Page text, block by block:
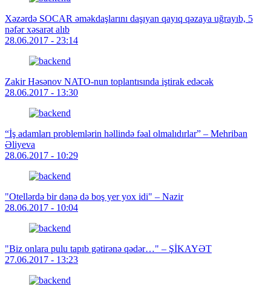
Xəzərdə SOCAR əməkdaşlarını daşıyan qayıq qəzaya uğrayıb, 5
nəfər xəsarət alıb
28.06.2017 - 23:14
Zakir Həsənov NATO-nun toplantısında iştirak edəcək
28.06.2017 - 13:30
“İş adamları problemlərin həllində fəal olmalıdırlar” – Mehriban
Əliyeva
28.06.2017 - 10:29
"Otellərdə bir dənə də boş yer yox idi" – Nazir
28.06.2017 - 10:04
"Biz onlara pulu tapıb gətirənə qədər…" – ŞİKAYƏT
27.06.2017 - 13:23